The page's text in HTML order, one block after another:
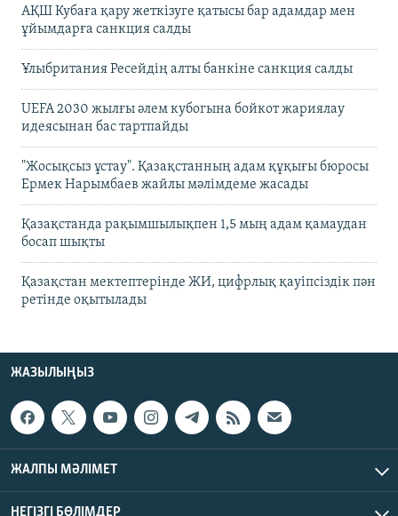
АҚШ Кубаға қару жеткізуге қатысы бар адамдар мен
ұйымдарға санкция салды
Ұлыбритания Ресейдің алты банкіне санкция салды
UEFA 2030 жылғы әлем кубогына бойкот жариялау
идеясынан бас тартпайды
"Жосықсыз ұстау". Қазақстанның адам құқығы бюросы
Ермек Нарымбаев жайлы мәлімдеме жасады
Қазақстанда рақымшылықпен 1,5 мың адам қамаудан
босап шықты
Қазақстан мектептерінде ЖИ, цифрлық қауіпсіздік пән
ретінде оқытылады
ЖАЗЫЛЫҢЫЗ
ЖАЛПЫ МӘЛІМЕТ
НЕГІЗГІ БӨЛІМДЕР